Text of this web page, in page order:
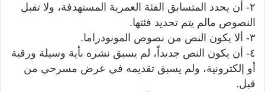
٢- أن يحدد المتسابق الفئة العمرية المستهدفة، ولا تقبل
النصوص مالم يتم تحديد فئتها.
٣- ألا يكون النص من نصوص المونودراما.
٤- أن يكون النص جديداً، لم يسبق نشره بأية وسيلة ورقية
أو إلكترونية، ولم يسبق تقديمه في عرض مسرحي من
قبل.